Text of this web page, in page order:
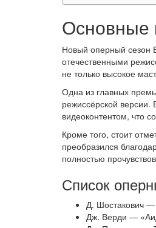
Основные
Новый оперный сезон
отечественными
не только высокое
Одна из главных
режиссёрской
видеоконтентом, что
Кроме того, стоит
преобразился
полностью
Список
Д. Шостакович —
Дж. Верди —